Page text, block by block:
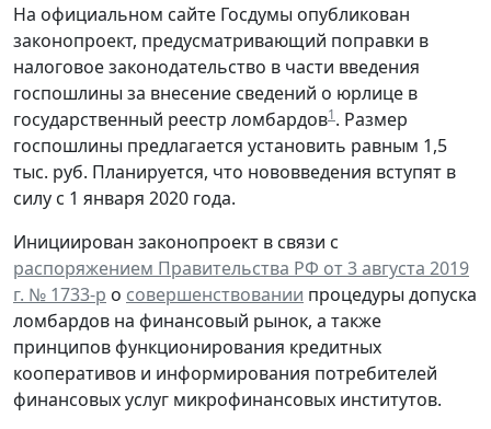
На официальном сайте Госдумы опубликован
законопроект, предусматривающий поправки в
налоговое законодательство в части введения
госпошлины за внесение сведений о юрлице в
государственный реестр ломбардов1. Размер
госпошлины предлагается установить равным 1,5
тыс. руб. Планируется, что нововведения вступят в
силу с 1 января 2020 года.
Инициирован законопроект в связи с
распоряжением Правительства РФ от 3 августа 2019
г. № 1733-р о совершенствовании процедуры допуска
ломбардов на финансовый рынок, а также
принципов функционирования кредитных
кооперативов и информирования потребителей
финансовых услуг микрофинансовых институтов.